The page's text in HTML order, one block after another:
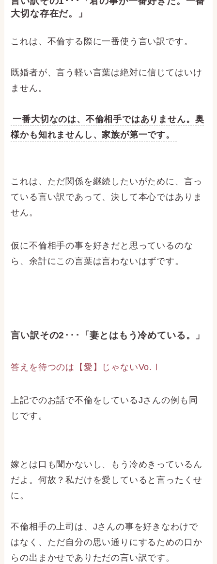
大切な存在だ。」
これは、不倫する際に一番使う言い訳です。
既婚者が、言う軽い言葉は絶対に信じてはいけ
ません。
一番大切なのは、不倫相手ではありません。奥
様かも知れませんし、家族が第一です。
これは、ただ関係を継続したいがために、言っ
ている言い訳であって、決して本心ではありま
せん。
仮に不倫相手の事を好きだと思っているのな
ら、余計にこの言葉は言わないはずです。
言い訳その2･･･「妻とはもう冷めている。」
答えを待つのは【愛】じゃないVo.Ⅰ
上記でのお話で不倫をしているJさんの例も同
じです。
嫁とは口も聞かないし、もう冷めきっているん
だよ。何故？私だけを愛していると言ったくせ
に。
不倫相手の上司は、Jさんの事を好きなわけで
はなく、ただ自分の思い通りにするための口か
らの出まかせでありただの言い訳です。